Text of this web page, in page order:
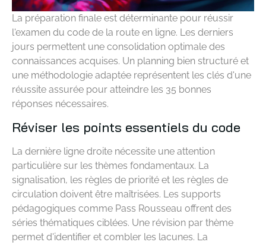
La préparation finale est déterminante pour réussir
l'examen du code de la route en ligne. Les derniers
jours permettent une consolidation optimale des
connaissances acquises. Un planning bien structuré et
une méthodologie adaptée représentent les clés d'une
réussite assurée pour atteindre les 35 bonnes
réponses nécessaires.
Réviser les points essentiels du code
La dernière ligne droite nécessite une attention
particulière sur les thèmes fondamentaux. La
signalisation, les règles de priorité et les règles de
circulation doivent être maîtrisées. Les supports
pédagogiques comme Pass Rousseau offrent des
séries thématiques ciblées. Une révision par thème
permet d'identifier et combler les lacunes. La